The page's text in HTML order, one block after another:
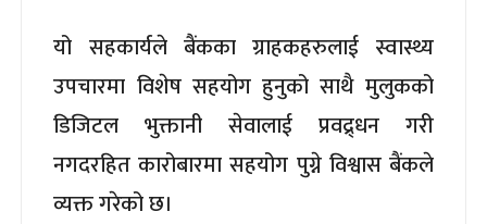
यो सहकार्यले बैंकका ग्राहकहरुलाई स्वास्थ्य
उपचारमा विशेष सहयोग हुनुको साथै मुलुकको
डिजिटल भुक्तानी सेवालाई प्रवद्र्धन गरी
नगदरहित कारोबारमा सहयोग पुग्ने विश्वास बैंकले
व्यक्त गरेको छ।